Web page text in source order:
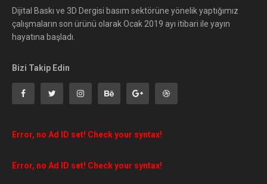
Dijital Baskı ve 3D Dergisi basım sektörüne yönelik yaptığımız
çalışmaların son ürünü olarak Ocak 2019 ayı itibari ile yayın
hayatına başladı.
Bizi Takip Edin
Error, no Ad ID set! Check your syntax!
Error, no Ad ID set! Check your syntax!